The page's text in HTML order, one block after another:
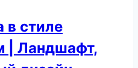
в стиле
| Ландшафт,